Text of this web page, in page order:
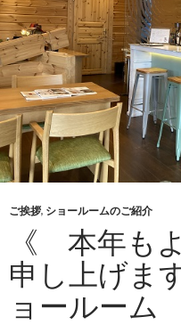
ご挨拶, ショールームのご紹介
《 本年も
申し上げま
ョールーム